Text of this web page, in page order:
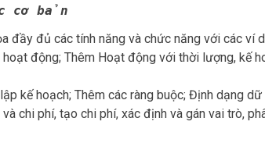
cơ bản
đủ các tính năng và chức năng với các ví
động; Thêm Hoạt động với thời lượng, kế
kế hoạch; Thêm các ràng buộc; Định dạng
chi phí, tạo chi phí, xác định và gán vai trò,